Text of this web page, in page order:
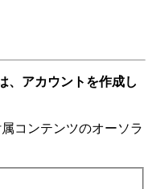
、アカウントを作成し
コンテンツのオーソラ